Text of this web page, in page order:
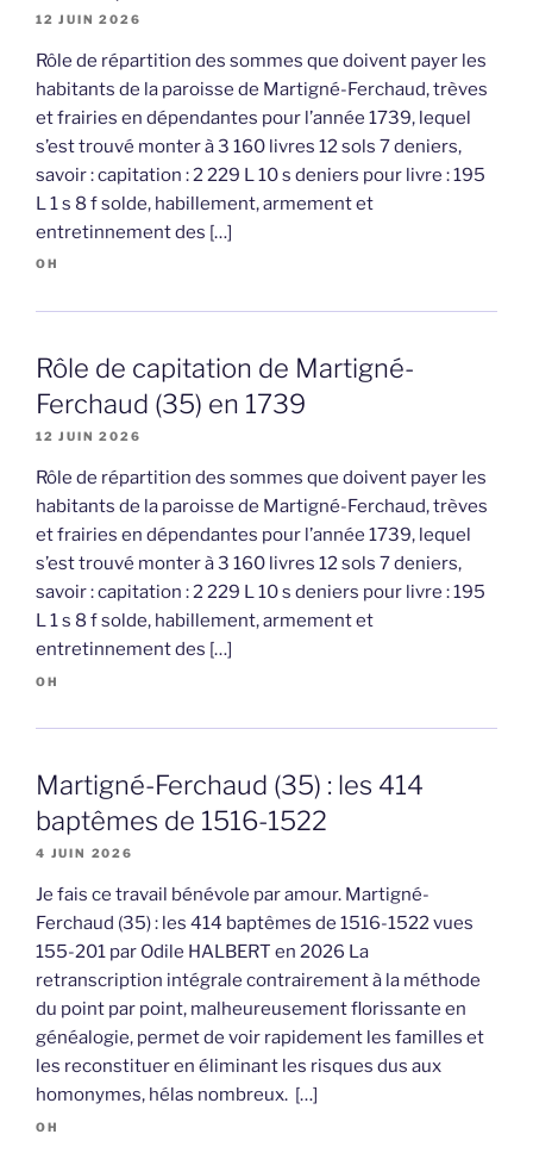
12 JUIN 2026
Rôle de répartition des sommes que doivent payer les
habitants de la paroisse de Martigné-Ferchaud, trèves
et frairies en dépendantes pour l’année 1739, lequel
s’est trouvé monter à 3 160 livres 12 sols 7 deniers,
savoir : capitation : 2 229 L 10 s deniers pour livre : 195
L 1 s 8 f solde, habillement, armement et
entretinnement des […]
OH
Rôle de capitation de Martigné-
Ferchaud (35) en 1739
12 JUIN 2026
Rôle de répartition des sommes que doivent payer les
habitants de la paroisse de Martigné-Ferchaud, trèves
et frairies en dépendantes pour l’année 1739, lequel
s’est trouvé monter à 3 160 livres 12 sols 7 deniers,
savoir : capitation : 2 229 L 10 s deniers pour livre : 195
L 1 s 8 f solde, habillement, armement et
entretinnement des […]
OH
Martigné-Ferchaud (35) : les 414
baptêmes de 1516-1522
4 JUIN 2026
Je fais ce travail bénévole par amour. Martigné-
Ferchaud (35) : les 414 baptêmes de 1516-1522 vues
155-201 par Odile HALBERT en 2026 La
retranscription intégrale contrairement à la méthode
du point par point, malheureusement florissante en
généalogie, permet de voir rapidement les familles et
les reconstituer en éliminant les risques dus aux
homonymes, hélas nombreux. […]
OH